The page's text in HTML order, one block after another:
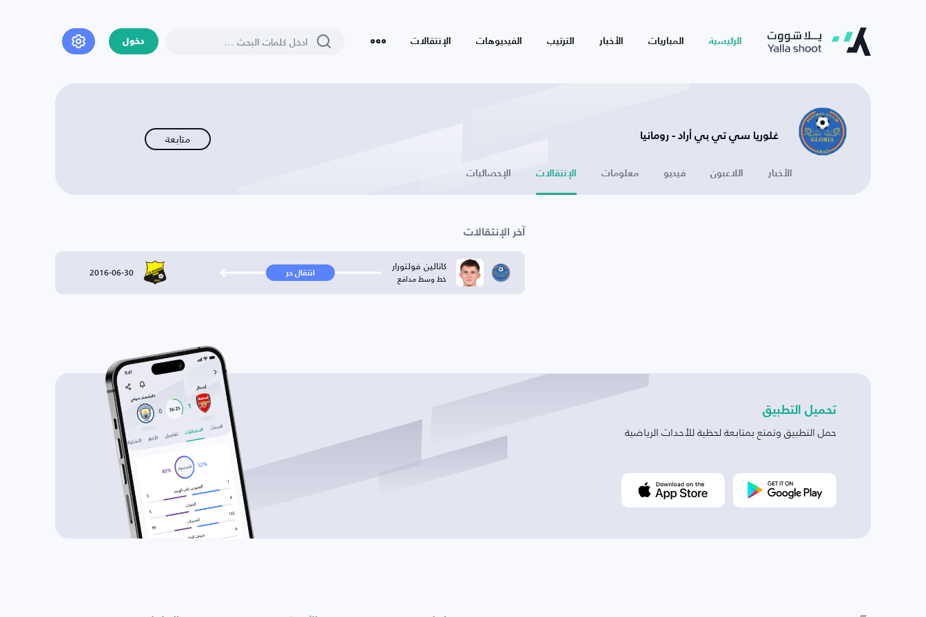
الرئيسية المباريات الأخبار الترتيب الفيديوهات الإنتقالات دخول
غلوريا سي تي بي أراد - رومانيا متابعة
الأخبار اللاعبون فيديو معلومات الإنتقالات الإحصائيات
آخر الإنتقالات
كاتالين فولتورار
خط وسط مدافع انتقال حر 2016-06-30
تحميل التطبيق
حمل التطبيق وتمتع بمتابعة لحظية للأحداث الرياضية